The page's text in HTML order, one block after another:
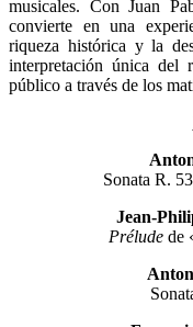
musicales. Con Juan
convierte en una
riqueza histórica y la
interpretación única del
público a través de los
Sonata R.
Jean-
Prélude de